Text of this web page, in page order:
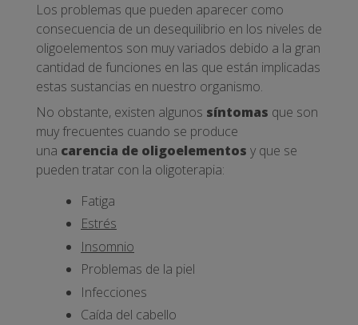
Los problemas que pueden aparecer como
consecuencia de un desequilibrio en los niveles de
oligoelementos son muy variados debido a la gran
cantidad de funciones en las que están implicadas
estas sustancias en nuestro organismo.
No obstante, existen algunos síntomas que son
muy frecuentes cuando se produce
una carencia de oligoelementos y que se
pueden tratar con la oligoterapia:
Fatiga
Estrés
Insomnio
Problemas de la piel
Infecciones
Caída del cabello